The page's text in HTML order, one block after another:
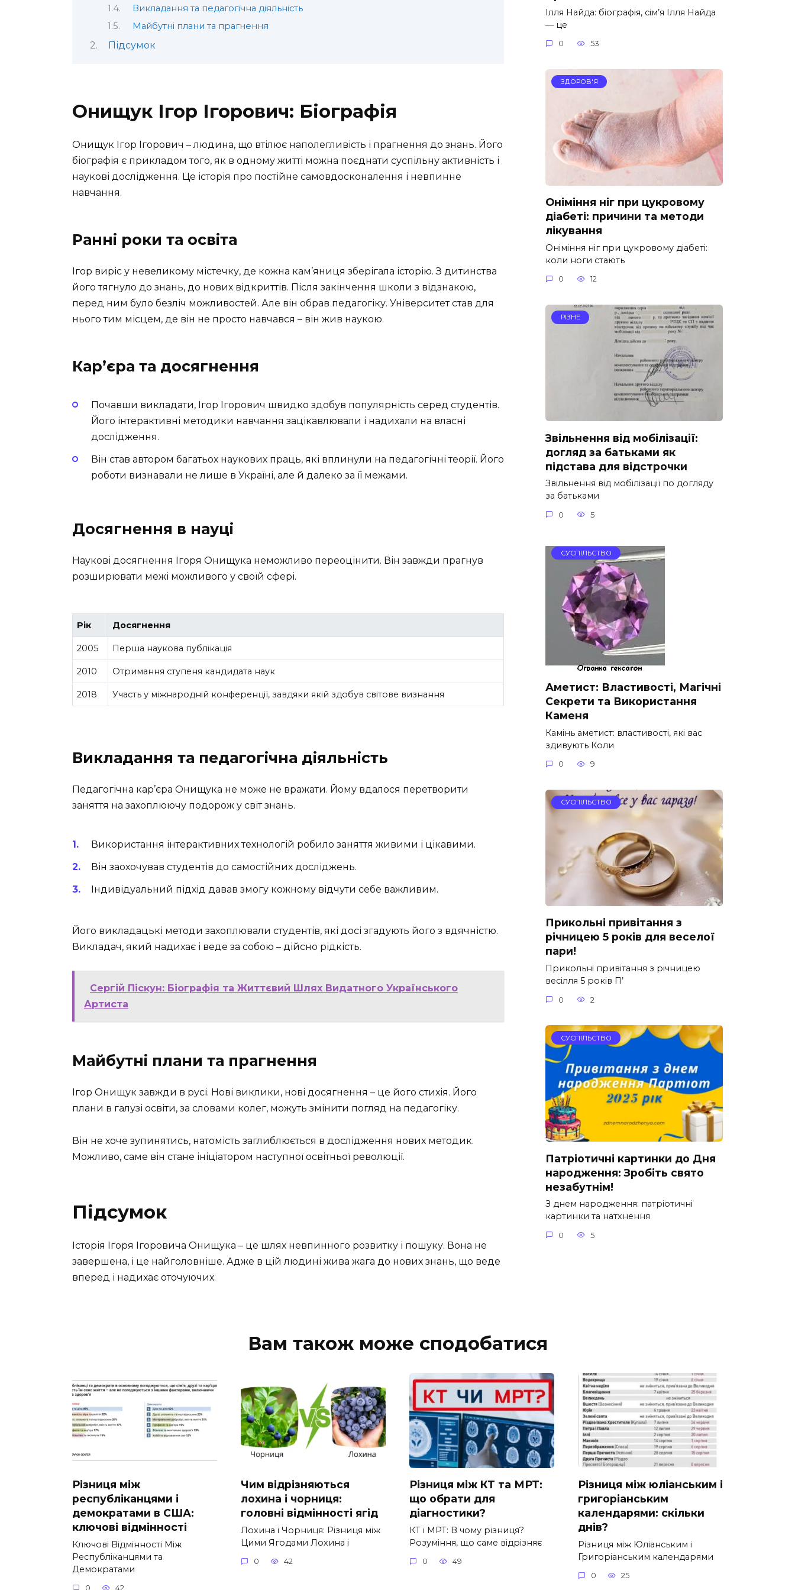
Викладання та педагогічна діяльність
Майбутні плани та прагнення
Підсумок
Онищук Ігор Ігорович: Біографія
Онищук Ігор Ігорович – людина, що втілює наполегливість і прагнення до знань. Його
біографія є прикладом того, як в одному житті можна поєднати суспільну активність і
наукові дослідження. Це історія про постійне самовдосконалення і невпинне
навчання.
Ранні роки та освіта
Ігор виріс у невеликому містечку, де кожна кам’яниця зберігала історію. З дитинства
його тягнуло до знань, до нових відкриттів. Після закінчення школи з відзнакою,
перед ним було безліч можливостей. Але він обрав педагогіку. Університет став для
нього тим місцем, де він не просто навчався – він жив наукою.
Кар’єра та досягнення
Почавши викладати, Ігор Ігорович швидко здобув популярність серед студентів.
Його інтерактивні методики навчання зацікавлювали і надихали на власні
дослідження.
Він став автором багатьох наукових праць, які вплинули на педагогічні теорії. Його
роботи визнавали не лише в Україні, але й далеко за її межами.
Досягнення в науці
Наукові досягнення Ігоря Онищука неможливо переоцінити. Він завжди прагнув
розширювати межі можливого у своїй сфері.
Рік Досягнення
2005 Перша наукова публікація
2010 Отримання ступеня кандидата наук
2018 Участь у міжнародній конференції, завдяки якій здобув світове визнання
Викладання та педагогічна діяльність
Педагогічна кар’єра Онищука не може не вражати. Йому вдалося перетворити
заняття на захоплюючу подорож у світ знань.
Використання інтерактивних технологій робило заняття живими і цікавими.
Він заохочував студентів до самостійних досліджень.
Індивідуальний підхід давав змогу кожному відчути себе важливим.
Його викладацькі методи захоплювали студентів, які досі згадують його з вдячністю.
Викладач, який надихає і веде за собою – дійсно рідкість.
Сергій Піскун: Біографія та Життєвий Шлях Видатного Українського
Артиста
Майбутні плани та прагнення
Ігор Онищук завжди в русі. Нові виклики, нові досягнення – це його стихія. Його
плани в галузі освіти, за словами колег, можуть змінити погляд на педагогіку.
Він не хоче зупинятись, натомість заглиблюється в дослідження нових методик.
Можливо, саме він стане ініціатором наступної освітньої революції.
Підсумок
Історія Ігоря Ігоровича Онищука – це шлях невпинного розвитку і пошуку. Вона не
завершена, і це найголовніше. Адже в цій людині жива жага до нових знань, що веде
вперед і надихає оточуючих.
Ілля Найда: біографія, сім’я Ілля Найда
— це
0 53
ЗДОРОВ'Я
Оніміння ніг при цукровому
діабеті: причини та методи
лікування
Оніміння ніг при цукровому діабеті:
коли ноги стають
0 12
РІЗНЕ
Звільнення від мобілізації:
догляд за батьками як
підстава для відстрочки
Звільнення від мобілізації по догляду
за батьками
0 5
СУСПІЛЬСТВО
Аметист: Властивості, Магічні
Секрети та Використання
Каменя
Камінь аметист: властивості, які вас
здивують Коли
0 9
СУСПІЛЬСТВО
Прикольні привітання з
річницею 5 років для веселої
пари!
Прикольні привітання з річницею
весілля 5 років П’
0 2
СУСПІЛЬСТВО
Патріотичні картинки до Дня
народження: Зробіть свято
незабутнім!
З днем народження: патріотичні
картинки та натхнення
0 5
Вам також може сподобатися
Різниця між
республіканцями і
демократами в США:
ключові відмінності
Ключові Відмінності Між
Республіканцями та
Демократами
0 42
Чим відрізняються
лохина і чорниця:
головні відмінності ягід
Лохина і Чорниця: Різниця між
Цими Ягодами Лохина і
0 42
Різниця між КТ та МРТ:
що обрати для
діагностики?
КТ і МРТ: В чому різниця?
Розуміння, що саме відрізняє
0 49
Різниця між юліанським і
григоріанським
календарями: скільки
днів?
Різниця між Юліанським і
Григоріанським календарями
0 25